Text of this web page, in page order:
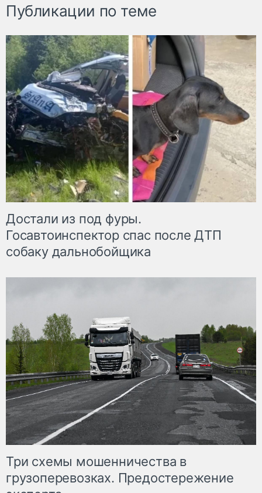
Публикации по теме
Достали из под фуры.
Госавтоинспектор спас после ДТП
собаку дальнобойщика
Три схемы мошенничества в
грузоперевозках. Предостережение